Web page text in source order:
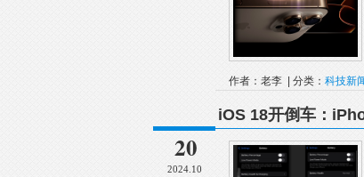
作者：老李 | 分类： 科技新
20
2024.10
iOS 18开倒车：